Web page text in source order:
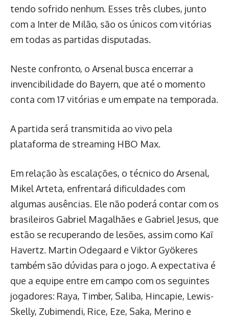
tendo sofrido nenhum. Esses três clubes, junto
com a Inter de Milão, são os únicos com vitórias
em todas as partidas disputadas.
Neste confronto, o Arsenal busca encerrar a
invencibilidade do Bayern, que até o momento
conta com 17 vitórias e um empate na temporada.
A partida será transmitida ao vivo pela
plataforma de streaming HBO Max.
Em relação às escalações, o técnico do Arsenal,
Mikel Arteta, enfrentará dificuldades com
algumas ausências. Ele não poderá contar com os
brasileiros Gabriel Magalhães e Gabriel Jesus, que
estão se recuperando de lesões, assim como Kaï
Havertz. Martin Odegaard e Viktor Gyökeres
também são dúvidas para o jogo. A expectativa é
que a equipe entre em campo com os seguintes
jogadores: Raya, Timber, Saliba, Hincapie, Lewis-
Skelly, Zubimendi, Rice, Eze, Saka, Merino e